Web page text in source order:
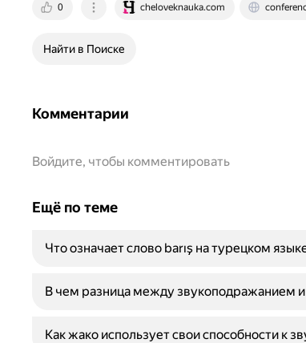
0 cheloveknauka.com
Найти в Поиске
Комментарии
Войдите, чтобы комментировать
Ещё по теме
Что означает слово barış на турецком
В чем разница между звукоподражанием и
Как жако использует свои способности к